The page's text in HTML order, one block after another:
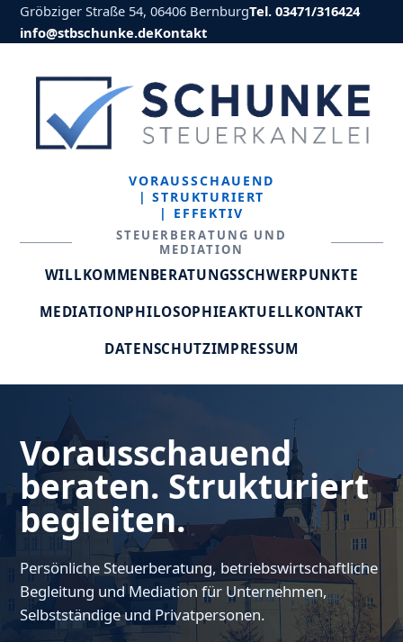
Gröbziger Straße 54, 06406 BernburgTel. 03471/316424
info@stbschunke.deKontakt
VORAUSSCHAUEND
| STRUKTURIERT
| EFFEKTIV
STEUERBERATUNG UND
MEDIATION
WILLKOMMENBERATUNGSSCHWERPUNKTE
MEDIATIONPHILOSOPHIEAKTUELLKONTAKT
DATENSCHUTZIMPRESSUM
Vorausschauend
beraten. Strukturiert
begleiten.
Persönliche Steuerberatung, betriebswirtschaftliche
Begleitung und Mediation für Unternehmen,
Selbstständige und Privatpersonen.